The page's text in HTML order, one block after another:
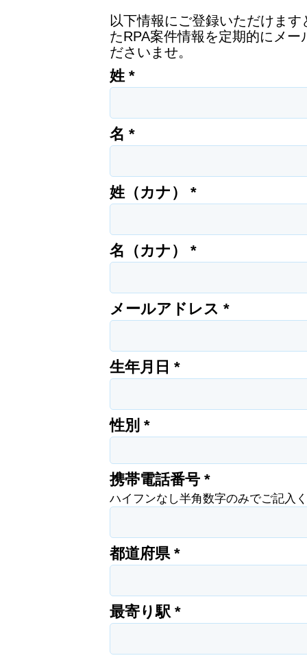
以下情報にご登録いただけま
たRPA案件情報を定期的にメ
ださいませ。
姓 *
名 *
姓（カナ） *
名（カナ） *
メールアドレス *
生年月日 *
性別 *
携帯電話番号 *
ハイフンなし半角数字のみでご記入
都道府県 *
最寄り駅 *